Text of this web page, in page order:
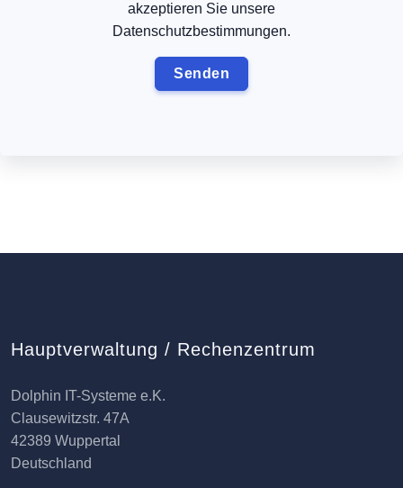
akzeptieren Sie unsere
Datenschutzbestimmungen.
Hauptverwaltung / Rechenzentrum
Dolphin IT-Systeme e.K.
Clausewitzstr. 47A
42389 Wuppertal
Deutschland